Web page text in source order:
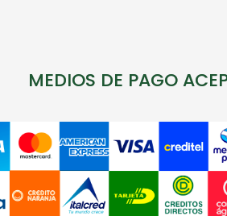
MEDIOS DE PAGO